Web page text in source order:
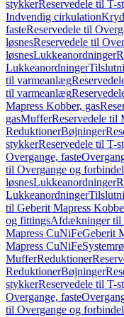
stykkerReservedele til T-
Indvendig cirkulation
fasteReservedele til
løsnesReservedele til
løsnesLukkeanordninger
Lukkeanordninger
til varmeanlæg
til varmeanlæg
Mapress Kobber, gas
gasMufferReservedele til
ReduktionerBøjninger
stykkerReservedele til T-
Overgange, faste
til Overgange og
løsnesLukkeanordninger
Lukkeanordninger
til Geberit Mapress
og fittingsAfdækninger til
Mapress CuNiFeGeberit
Mapress CuNiFe
MufferReduktioner
ReduktionerBøjninger
stykkerReservedele til T-
Overgange, faste
til Overgange og